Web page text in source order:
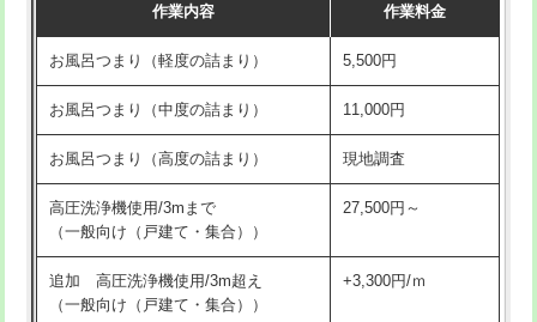
交換・取付（温水洗浄便座） 16,500円+材料費
交換・取付(単水栓（壁付・デッキ
式）)
13,200円+材料費
交換・取付(混合水栓（壁付・デッキ
式・ワンホール）)
16,500円+材料費
交換・取付(排水栓・排水トラップ
（P/S/ポップアップ））
22,000円+材料費
交換・取付（その他部品） 11,000円+材料費
作業内容 作業料金
お風呂つまり（軽度の詰まり） 5,500円
お風呂つまり（中度の詰まり） 11,000円
お風呂つまり（高度の詰まり） 現地調査
高圧洗浄機使用/3mまで
（一般向け（戸建て・集合））
27,500円～
追加 高圧洗浄機使用/3m超え
（一般向け（戸建て・集合））
+3,300円/ｍ